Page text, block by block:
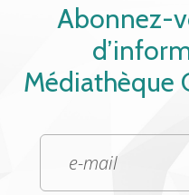
Abonnez-
Médiathèque